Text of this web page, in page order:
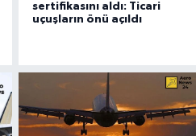
sertifikasını aldı: Ticari
uçuşların önü açıldı